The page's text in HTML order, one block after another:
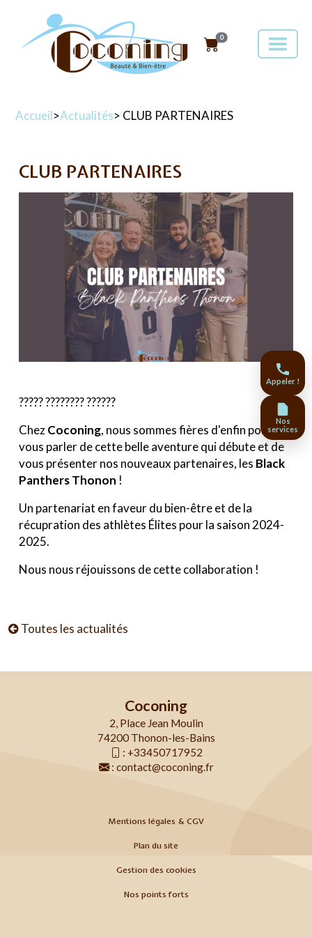
0
Accueil>Actualités> CLUB PARTENAIRES
CLUB PARTENAIRES
????? ???????? ??????
ChezCoconing, nous sommes fières d'enfin pouvoir
vous parler de cette belle aventure qui débute et de
vous présenter nos nouveaux partenaires, les Black
Panthers Thonon !
Un partenariat en faveur du bien-être et de la
récupration des athlètes Élites pour la saison 2024-
2025.
Nous nous réjouissons de cette collaboration !
Toutes les actualités
Coconing
2, Place Jean Moulin
74200 Thonon-les-Bains
: +33450717952
: contact@coconing.fr
Mentions légales & CGV
Plan du site
Gestion des cookies
Nos points forts
Appeler !
Nos
services